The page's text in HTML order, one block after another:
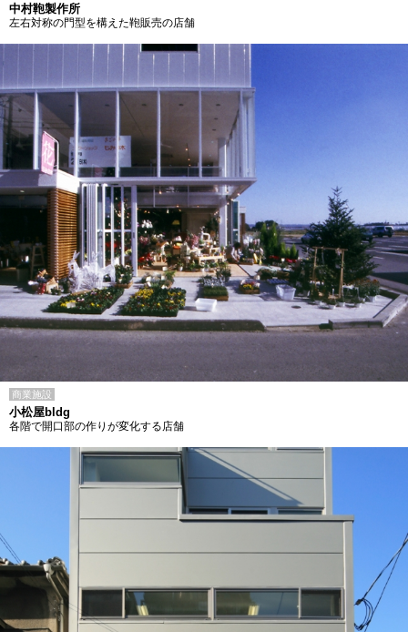
中村鞄製作所
左右対称の門型を構えた鞄販売の店舗
商業施設
小松屋bldg
各階で開口部の作りが変化する店舗